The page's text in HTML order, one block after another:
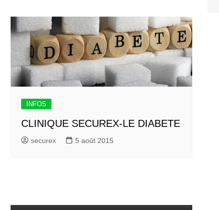
INFOS
CLINIQUE SECUREX-LE DIABETE
securex 5 août 2015